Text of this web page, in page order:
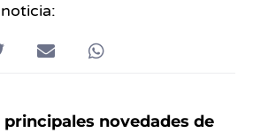
principales novedades de